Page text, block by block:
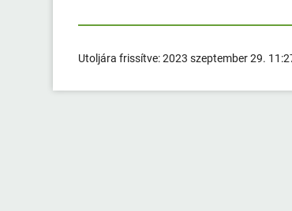
Utoljára frissítve:2023 szeptember 29.